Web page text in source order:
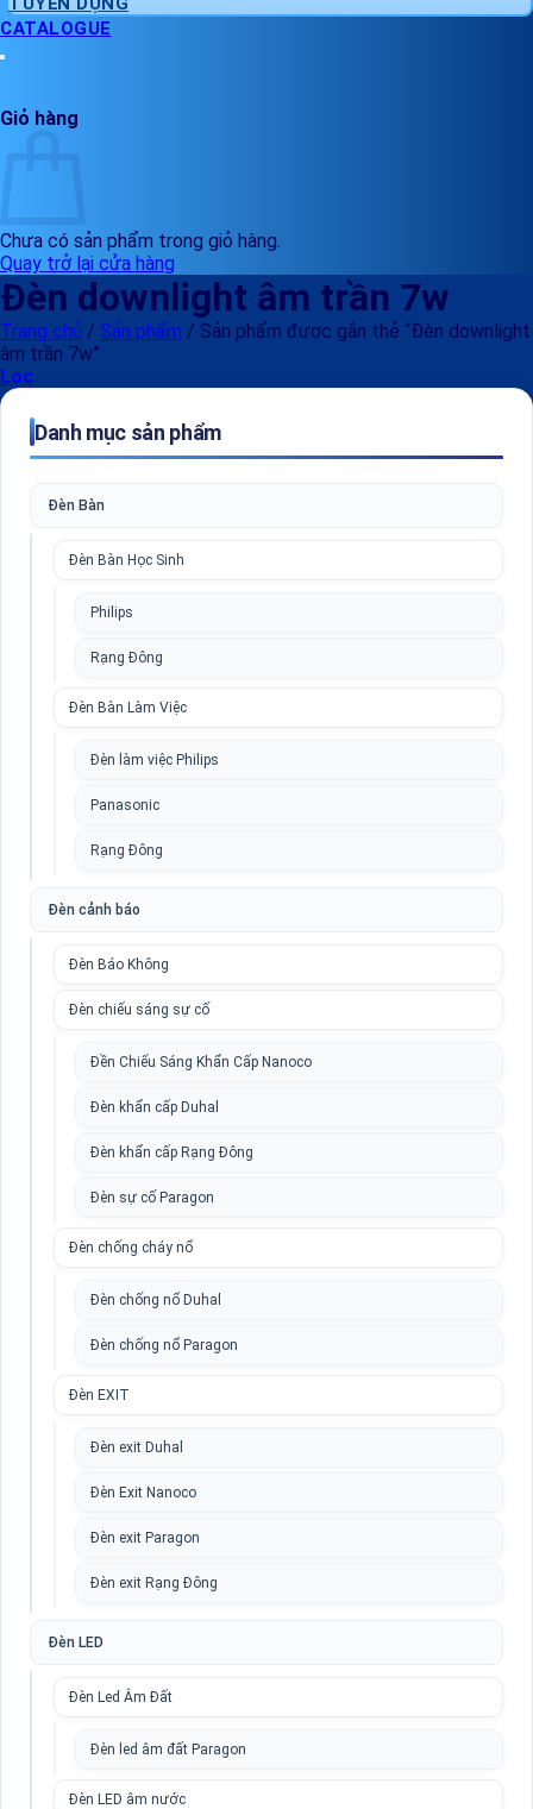
CATALOGUE
Giỏ hàng
Chưa có sản phẩm trong giỏ hàng.
Quay trở lại cửa hàng
Đèn downlight âm trần 7w
Trang chủ / Sản phẩm / Sản phẩm được gắn thẻ “Đèn downlight
âm trần 7w”
Lọc
Danh mục sản phẩm
Đèn Bàn
Đèn Bàn Học Sinh
Philips
Rạng Đông
Đèn Bàn Làm Việc
Đèn làm việc Philips
Panasonic
Rạng Đông
Đèn cảnh báo
Đèn Báo Không
Đèn chiếu sáng sự cố
Đền Chiếu Sáng Khẩn Cấp Nanoco
Đèn khẩn cấp Duhal
Đèn khẩn cấp Rạng Đông
Đèn sự cố Paragon
Đèn chống cháy nổ
Đèn chống nổ Duhal
Đèn chống nổ Paragon
Đèn EXIT
Đèn exit Duhal
Đèn Exit Nanoco
Đèn exit Paragon
Đèn exit Rạng Đông
Đèn LED
Đèn Led Âm Đất
Đèn led âm đất Paragon
Đèn LED âm nước